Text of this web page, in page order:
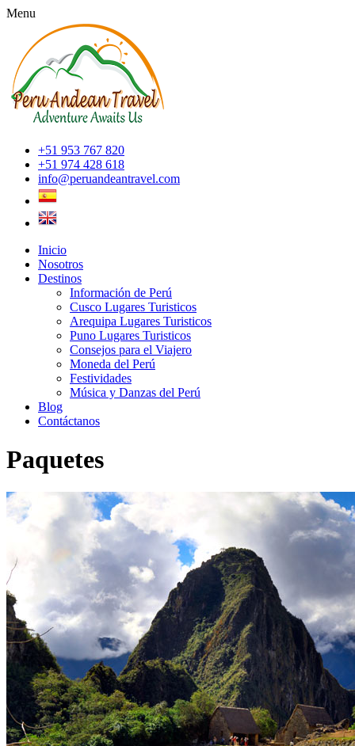
Menu
+51 953 767 820
+51 974 428 618
info@peruandeantravel.com
Inicio
Nosotros
Destinos
Información de Perú
Cusco Lugares Turisticos
Arequipa Lugares Turisticos
Puno Lugares Turisticos
Consejos para el Viajero
Moneda del Perú
Festividades
Música y Danzas del Perú
Blog
Contáctanos
Paquetes